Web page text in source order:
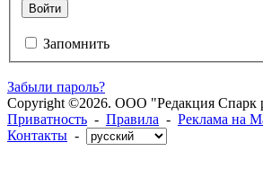
Войти
Запомнить
Забыли пароль?
Copyright ©2026. ООО "Редакция Спарк
Приватность - Правила - Реклама на
Контакты -